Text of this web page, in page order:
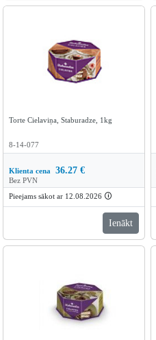
Torte Cielaviņa, Staburadze, 1kg
8-14-077
Klienta cena 36.27 €
Bez PVN
Pieejams sākot ar 12.08.2026 🛈
Ienākt